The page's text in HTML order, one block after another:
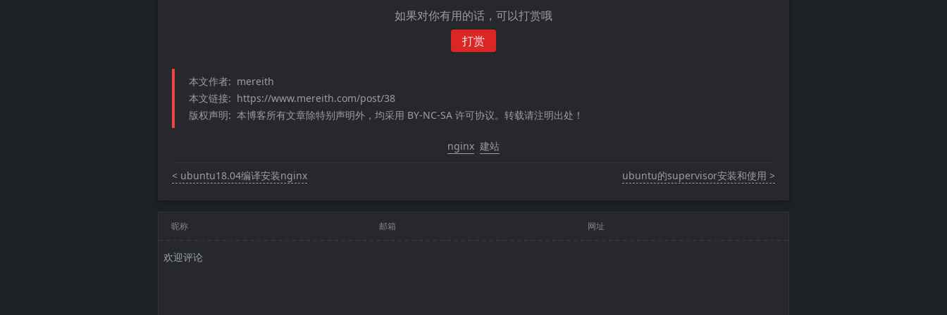
如果对你有用的话，可以打赏哦
打赏
本文作者: mereith
本文链接: https://www.mereith.com/post/38
版权声明: 本博客所有文章除特别声明外，均采用 BY-NC-SA 许可协议。转载请注明出处！
nginx 建站
< ubuntu18.04编译安装nginx ubuntu的supervisor安装和使用 >
昵称 邮箱 网址